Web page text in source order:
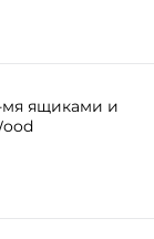
мя ящиками и